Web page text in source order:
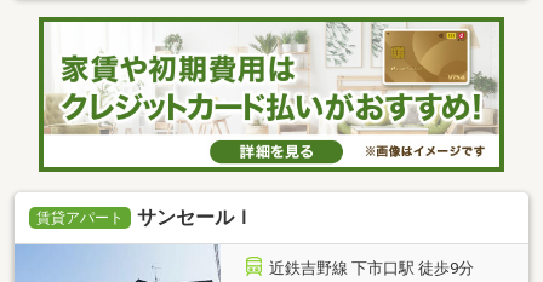
賃貸アパート サンセールＩ
近鉄吉野線 下市口駅 徒歩9分